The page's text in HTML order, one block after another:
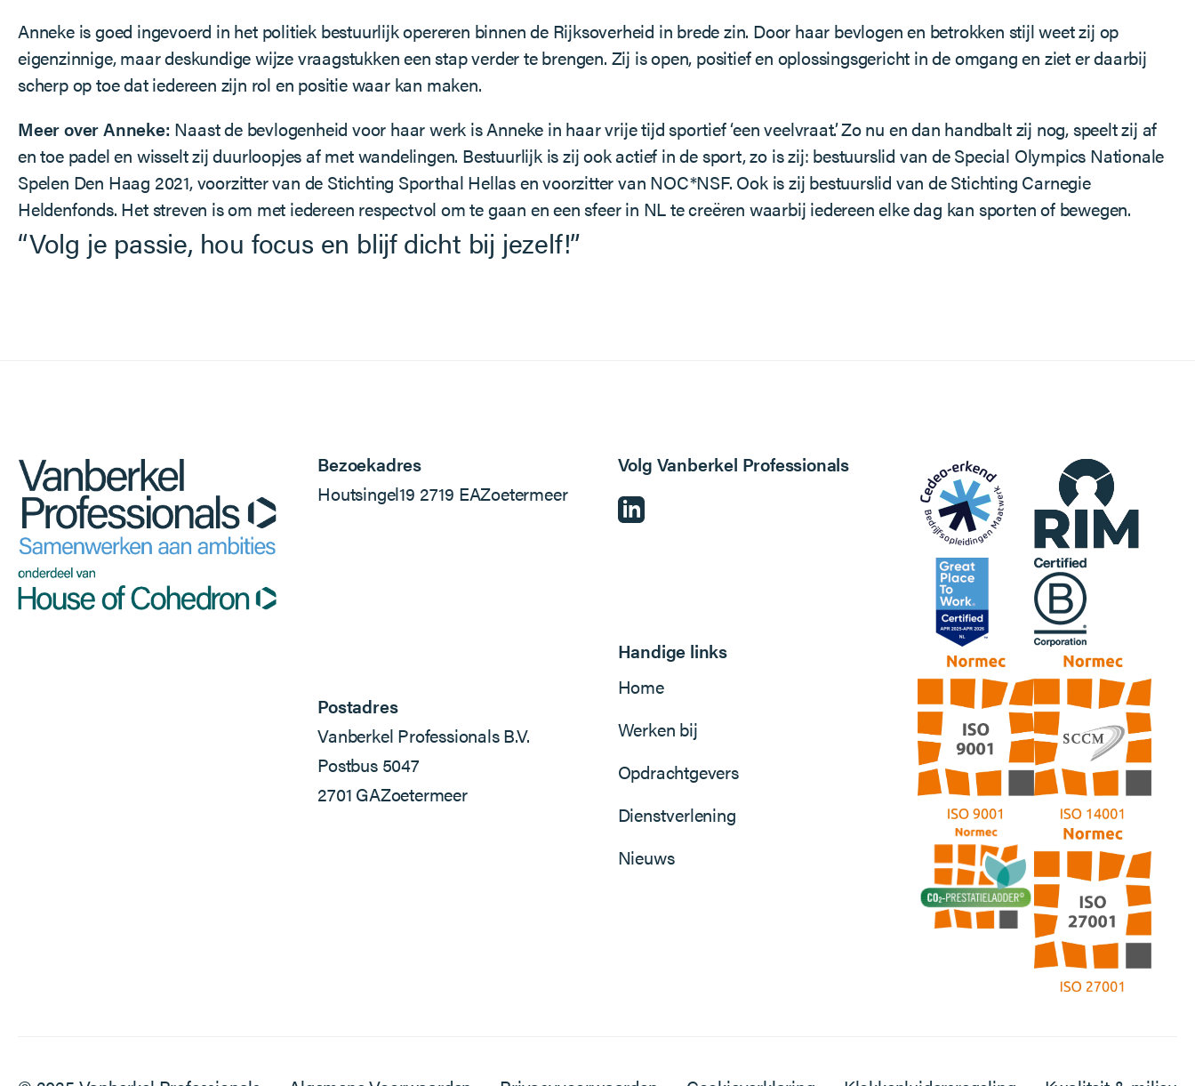
Anneke is goed ingevoerd in het politiek bestuurlijk opereren binnen de Rijksoverheid in brede zin. Door haar bevlogen en betrokken stijl weet zij op
eigenzinnige, maar deskundige wijze vraagstukken een stap verder te brengen. Zij is open, positief en oplossingsgericht in de omgang en ziet er daarbij
scherp op toe dat iedereen zijn rol en positie waar kan maken.
Meer over Anneke: Naast de bevlogenheid voor haar werk is Anneke in haar vrije tijd sportief ‘een veelvraat’. Zo nu en dan handbalt zij nog, speelt zij af
en toe padel en wisselt zij duurloopjes af met wandelingen. Bestuurlijk is zij ook actief in de sport, zo is zij: bestuurslid van de Special Olympics Nationale
Spelen Den Haag 2021, voorzitter van de Stichting Sporthal Hellas en voorzitter van NOC*NSF. Ook is zij bestuurslid van de Stichting Carnegie
Heldenfonds. Het streven is om met iedereen respectvol om te gaan en een sfeer in NL te creëren waarbij iedereen elke dag kan sporten of bewegen.
“Volg je passie, hou focus en blijf dicht bij jezelf!”
Bezoekadres
Houtsingel19 2719 EAZoetermeer
Postadres
Vanberkel Professionals B.V.
Postbus 5047
2701 GAZoetermeer
Volg Vanberkel Professionals
Handige links
Home
Werken bij
Opdrachtgevers
Dienstverlening
Nieuws